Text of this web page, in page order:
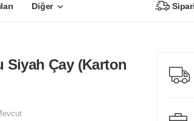
Diğer
Siyah Çay (Karton